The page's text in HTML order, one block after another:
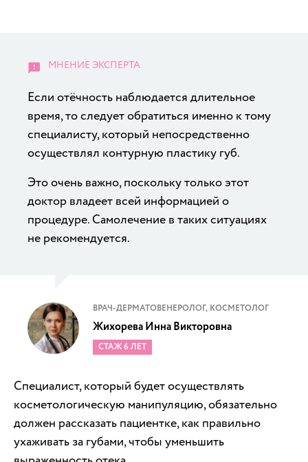
Если отёчность наблюдается длительное
время, то следует обратиться именно к тому
специалисту, который непосредственно
осуществлял контурную пластику губ.
Это очень важно, поскольку только этот
доктор владеет всей информацией о
процедуре. Самолечение в таких ситуациях
не рекомендуется.
ВРАЧ-ДЕРМАТОВЕНЕРОЛОГ, КОСМЕТОЛОГ
Жихорева Инна Викторовна
СТАЖ 6 ЛЕТ
Специалист, который будет осуществлять
косметологическую манипуляцию, обязательно
должен рассказать пациентке, как правильно
ухаживать за губами, чтобы уменьшить